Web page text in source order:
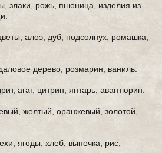
злаки, рожь, пшеница, изделия из
алоэ, дуб, подсолнух, ромашка,
дерево, розмарин, ваниль.
агат, цитрин, янтарь, авантюрин.
желтый, оранжевый, золотой,
ягоды, хлеб, выпечка, рис,